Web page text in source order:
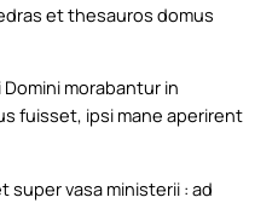
et thesauros domus
morabantur in
fuisset, ipsi mane aperirent
super vasa ministerii : ad